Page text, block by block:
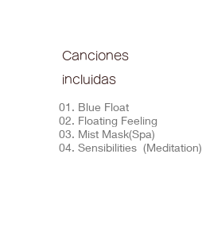
Canciones
incluidas
01. Blue Float
02. Floating Feeling
03. Mist Mask(Spa)
04. Sensibilities (Meditation)